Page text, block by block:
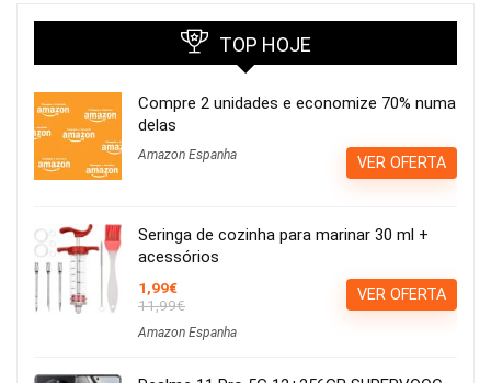
TOP HOJE
Compre 2 unidades e economize 70% numa
delas
Amazon Espanha VER OFERTA
Seringa de cozinha para marinar 30 ml +
acessórios
1,99€
11,99€
Amazon Espanha
VER OFERTA